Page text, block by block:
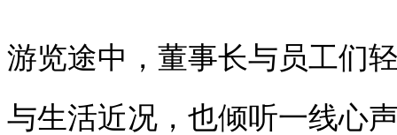
游览途中，董事长与员工们
与生活近况，也倾听一线心